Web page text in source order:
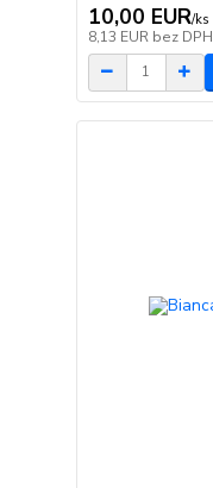
10,00 EUR/ks
8,13 EUR bez DPH